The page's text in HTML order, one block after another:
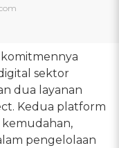
sektor
dua layanan
Kedua platform
pengelolaan